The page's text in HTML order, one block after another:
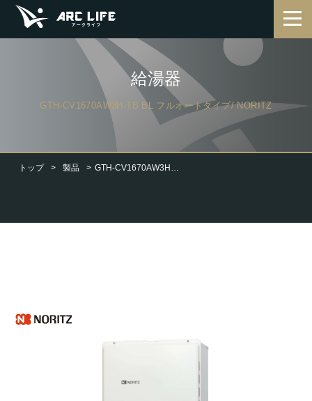
トップ 製品 GTH-CV1670AW3H-TB BL フルオートタイプ
給湯器
GTH-CV1670AW3H-TB BL フルオートタイプ/ NORITZ